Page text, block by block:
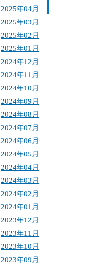
2025年04月
2025年03月
2025年02月
2025年01月
2024年12月
2024年11月
2024年10月
2024年09月
2024年08月
2024年07月
2024年06月
2024年05月
2024年04月
2024年03月
2024年02月
2024年01月
2023年12月
2023年11月
2023年10月
2023年09月